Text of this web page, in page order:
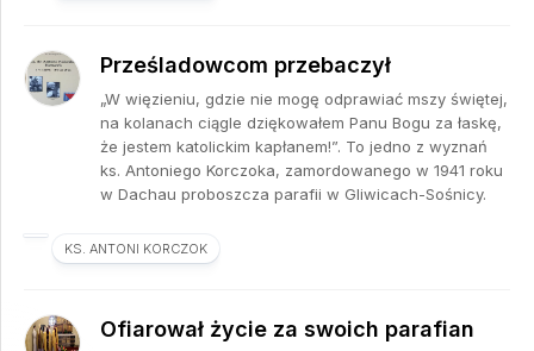
Prześladowcom przebaczył
„W więzieniu, gdzie nie mogę odprawiać mszy świętej,
na kolanach ciągle dziękowałem Panu Bogu za łaskę,
że jestem katolickim kapłanem!”. To jedno z wyznań
ks. Antoniego Korczoka, zamordowanego w 1941 roku
w Dachau proboszcza parafii w Gliwicach-Sośnicy.
KS. ANTONI KORCZOK
Ofiarował życie za swoich parafian